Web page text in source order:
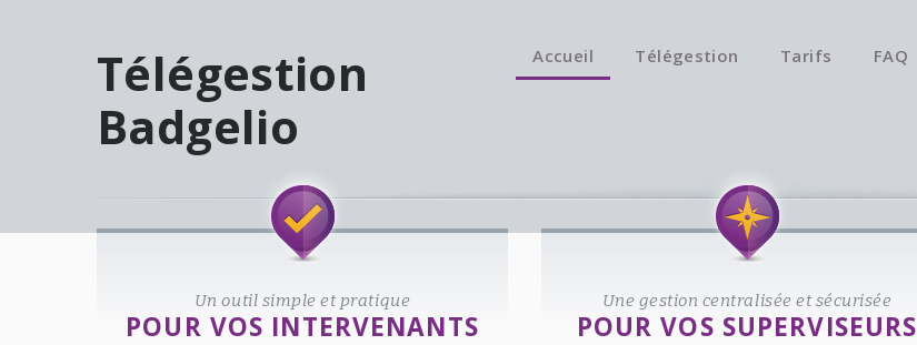
Télégestion
Badgelio
Accueil Télégestion Tarifs FAQ
Welcome!
Un outil simple et pratique
POUR VOS INTERVENANTS
Une gestion centralisée et sécurisée
POUR VOS SUPERVISEURS